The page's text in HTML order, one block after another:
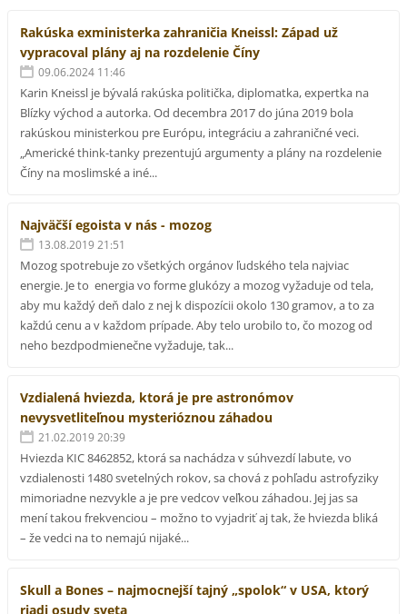
Rakúska exministerka zahraničia Kneissl: Západ už
vypracoval plány aj na rozdelenie Číny
09.06.2024 11:46
Karin Kneissl je bývalá rakúska politička, diplomatka, expertka na
Blízky východ a autorka. Od decembra 2017 do júna 2019 bola
rakúskou ministerkou pre Európu, integráciu a zahraničné veci.
„Americké think-tanky prezentujú argumenty a plány na rozdelenie
Číny na moslimské a iné...
Najväčší egoista v nás - mozog
13.08.2019 21:51
Mozog spotrebuje zo všetkých orgánov ľudského tela najviac
energie. Je to energia vo forme glukózy a mozog vyžaduje od tela,
aby mu každý deň dalo z nej k dispozícii okolo 130 gramov, a to za
každú cenu a v každom prípade. Aby telo urobilo to, čo mozog od
neho bezdpodmienečne vyžaduje, tak...
Vzdialená hviezda, ktorá je pre astronómov
nevysvetliteľnou mysterióznou záhadou
21.02.2019 20:39
Hviezda KIC 8462852, ktorá sa nachádza v súhvezdí labute, vo
vzdialenosti 1480 svetelných rokov, sa chová z pohľadu astrofyziky
mimoriadne nezvykle a je pre vedcov veľkou záhadou. Jej jas sa
mení takou frekvenciou – možno to vyjadriť aj tak, že hviezda bliká
– že vedci na to nemajú nijaké...
Skull a Bones – najmocnejší tajný „spolok“ v USA, ktorý
riadi osudy sveta